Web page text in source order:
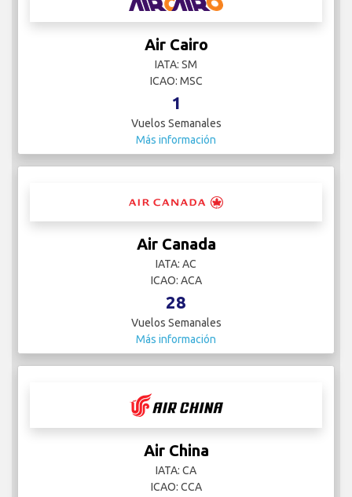
Air Cairo
IATA: SM
ICAO: MSC
1
Vuelos Semanales
Más información
Air Canada
IATA: AC
ICAO: ACA
28
Vuelos Semanales
Más información
Air China
IATA: CA
ICAO: CCA